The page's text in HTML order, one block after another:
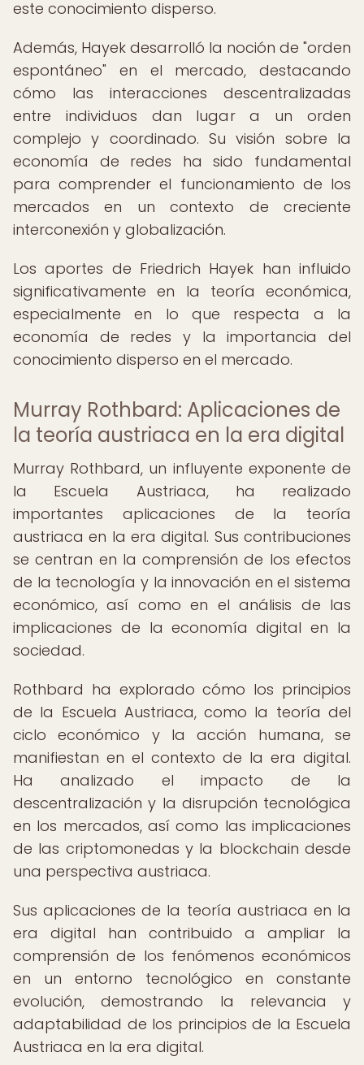
este conocimiento disperso.
Además, Hayek desarrolló la noción de "orden
espontáneo" en el mercado, destacando
cómo las interacciones descentralizadas
entre individuos dan lugar a un orden
complejo y coordinado. Su visión sobre la
economía de redes ha sido fundamental
para comprender el funcionamiento de los
mercados en un contexto de creciente
interconexión y globalización.
Los aportes de Friedrich Hayek han influido
significativamente en la teoría económica,
especialmente en lo que respecta a la
economía de redes y la importancia del
conocimiento disperso en el mercado.
Murray Rothbard: Aplicaciones de
la teoría austriaca en la era digital
Murray Rothbard, un influyente exponente de
la Escuela Austriaca, ha realizado
importantes aplicaciones de la teoría
austriaca en la era digital. Sus contribuciones
se centran en la comprensión de los efectos
de la tecnología y la innovación en el sistema
económico, así como en el análisis de las
implicaciones de la economía digital en la
sociedad.
Rothbard ha explorado cómo los principios
de la Escuela Austriaca, como la teoría del
ciclo económico y la acción humana, se
manifiestan en el contexto de la era digital.
Ha analizado el impacto de la
descentralización y la disrupción tecnológica
en los mercados, así como las implicaciones
de las criptomonedas y la blockchain desde
una perspectiva austriaca.
Sus aplicaciones de la teoría austriaca en la
era digital han contribuido a ampliar la
comprensión de los fenómenos económicos
en un entorno tecnológico en constante
evolución, demostrando la relevancia y
adaptabilidad de los principios de la Escuela
Austriaca en la era digital.